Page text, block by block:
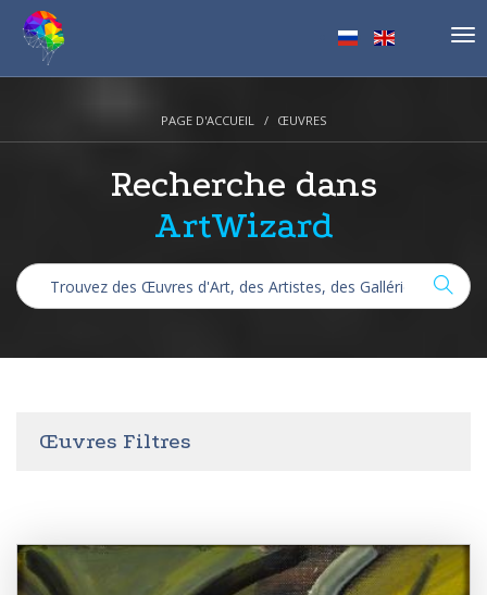
PAGE D'ACCUEIL ŒUVRES
Recherche dans
ArtWizard
Œuvres Filtres